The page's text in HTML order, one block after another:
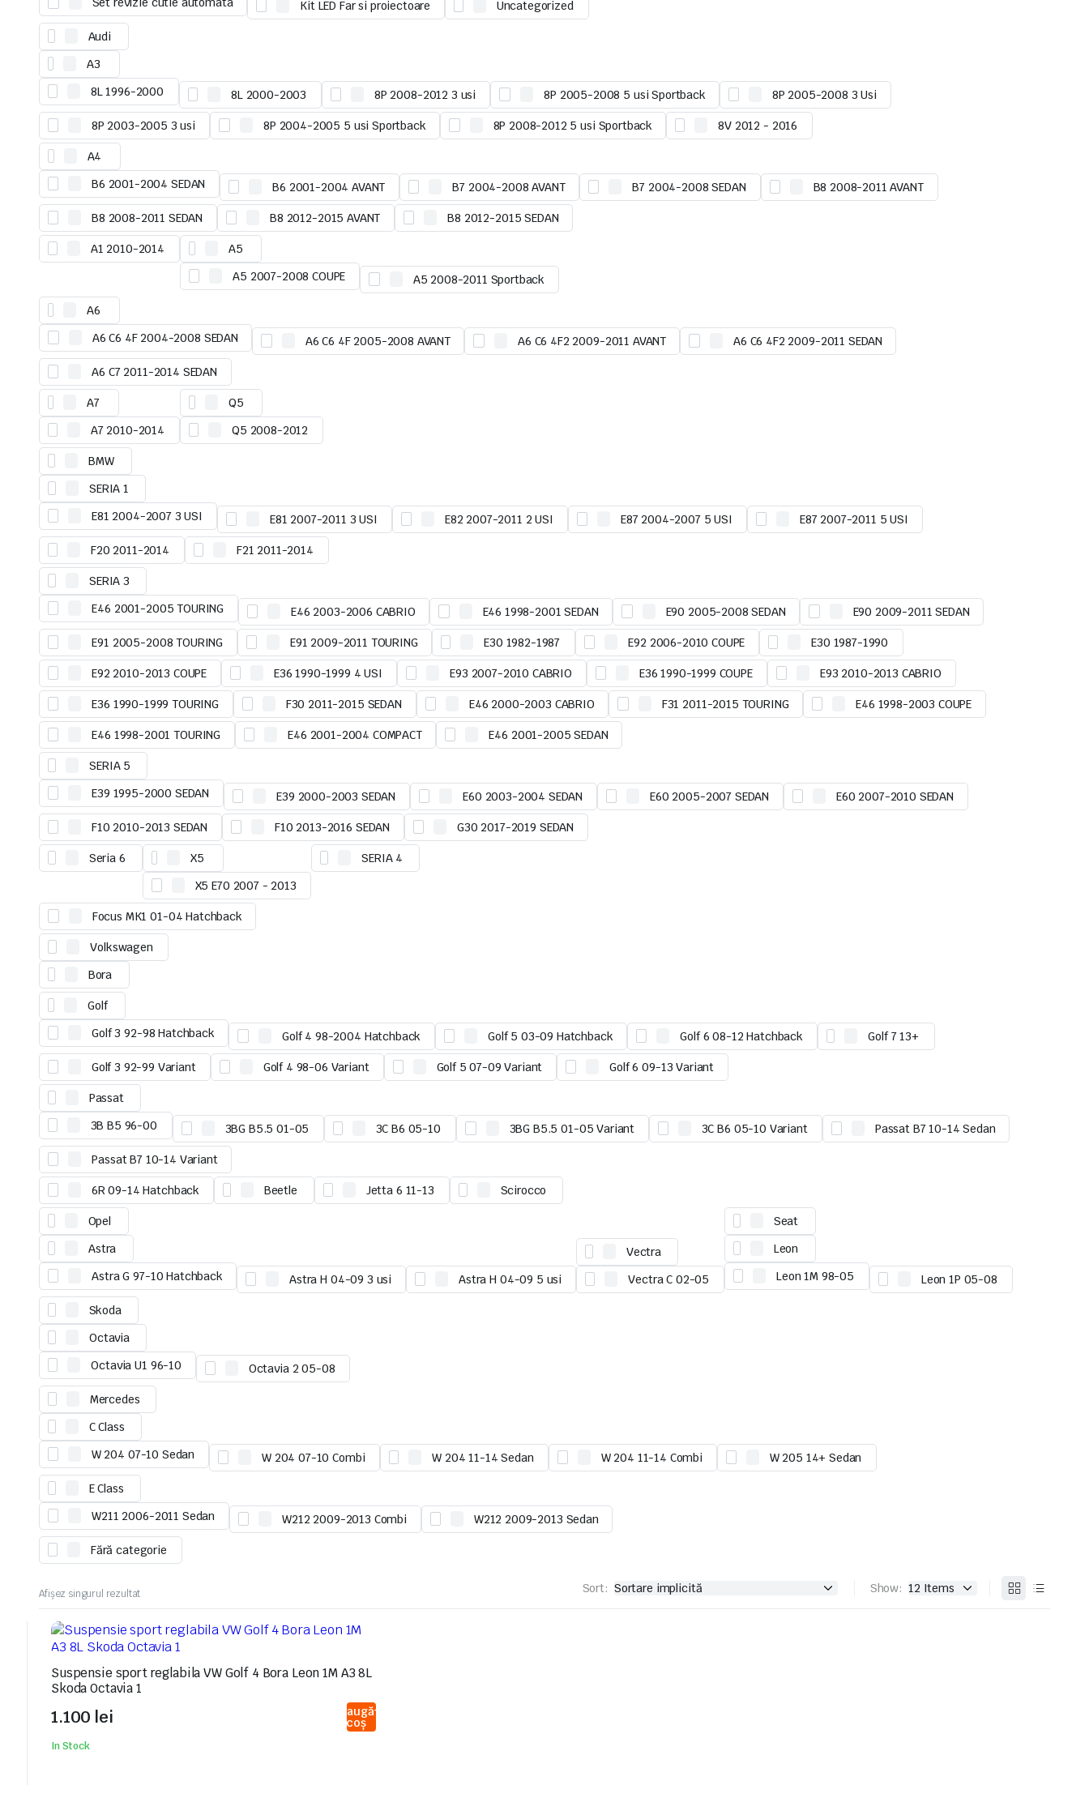
Kit LED Far si proiectoare Uncategorized
Audi
A3
8L 1996-2000
8L 2000-2003 8P 2008-2012 3 usi 8P 2005-2008 5 usi Sportback 8P 2005-2008 3 Usi
8P 2003-2005 3 usi 8P 2004-2005 5 usi Sportback 8P 2008-2012 5 usi Sportback 8V 2012 - 2016
A4
B6 2001-2004 SEDAN
B6 2001-2004 AVANT B7 2004-2008 AVANT B7 2004-2008 SEDAN B8 2008-2011 AVANT
B8 2008-2011 SEDAN B8 2012-2015 AVANT B8 2012-2015 SEDAN
A1 2010-2014
A5
A5 2007-2008 COUPE
A5 2008-2011 Sportback
A6
A6 C6 4F 2004-2008 SEDAN
A6 C6 4F 2005-2008 AVANT A6 C6 4F2 2009-2011 AVANT A6 C6 4F2 2009-2011 SEDAN
A6 C7 2011-2014 SEDAN
A7
A7 2010-2014
Q5
Q5 2008-2012
BMW
SERIA 1
E81 2004-2007 3 USI
E81 2007-2011 3 USI E82 2007-2011 2 USI E87 2004-2007 5 USI E87 2007-2011 5 USI
F20 2011-2014 F21 2011-2014
SERIA 3
E46 2001-2005 TOURING
E46 2003-2006 CABRIO E46 1998-2001 SEDAN E90 2005-2008 SEDAN E90 2009-2011 SEDAN
E91 2005-2008 TOURING E91 2009-2011 TOURING E30 1982-1987 E92 2006-2010 COUPE E30 1987-1990
E92 2010-2013 COUPE E36 1990-1999 4 USI E93 2007-2010 CABRIO E36 1990-1999 COUPE E93 2010-2013 CABRIO
E36 1990-1999 TOURING F30 2011-2015 SEDAN E46 2000-2003 CABRIO F31 2011-2015 TOURING E46 1998-2003 COUPE
E46 1998-2001 TOURING E46 2001-2004 COMPACT E46 2001-2005 SEDAN
SERIA 5
E39 1995-2000 SEDAN
E39 2000-2003 SEDAN E60 2003-2004 SEDAN E60 2005-2007 SEDAN E60 2007-2010 SEDAN
F10 2010-2013 SEDAN F10 2013-2016 SEDAN G30 2017-2019 SEDAN
Seria 6
X5
X5 E70 2007 - 2013
SERIA 4
Focus MK1 01-04 Hatchback
Volkswagen
Bora
Golf
Golf 3 92-98 Hatchback
Golf 4 98-2004 Hatchback Golf 5 03-09 Hatchback Golf 6 08-12 Hatchback Golf 7 13+
Golf 3 92-99 Variant Golf 4 98-06 Variant Golf 5 07-09 Variant Golf 6 09-13 Variant
Passat
3B B5 96-00
3BG B5.5 01-05 3C B6 05-10 3BG B5.5 01-05 Variant 3C B6 05-10 Variant Passat B7 10-14 Sedan
Passat B7 10-14 Variant
6R 09-14 Hatchback Beetle Jetta 6 11-13 Scirocco
Opel
Astra
Astra G 97-10 Hatchback
Astra H 04-09 3 usi Astra H 04-09 5 usi
Vectra
Vectra C 02-05
Seat
Leon
Leon 1M 98-05
Leon 1P 05-08
Skoda
Octavia
Octavia U1 96-10
Octavia 2 05-08
Mercedes
C Class
W 204 07-10 Sedan
W 204 07-10 Combi W 204 11-14 Sedan W 204 11-14 Combi W 205 14+ Sedan
E Class
W211 2006-2011 Sedan
W212 2009-2013 Combi W212 2009-2013 Sedan
Fără categorie
Afișez singurul rezultat Sort: Show:
Suspensie sport reglabila VW Golf 4 Bora Leon 1M A3 8L
Skoda Octavia 1
1.100 lei Adaugă
în coș
In Stock